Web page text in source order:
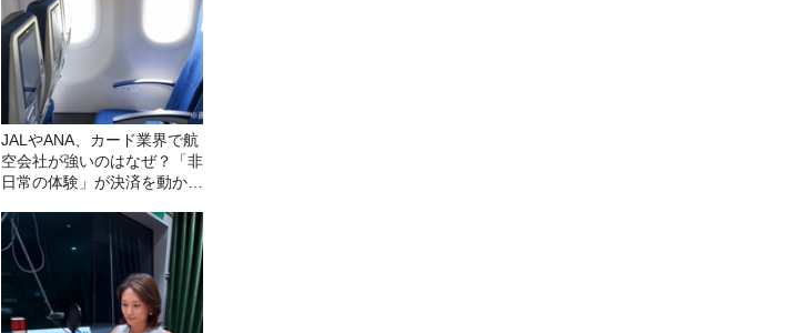
JALやANA、カード業界で航
空会社が強いのはなぜ？「非
日常の体験」が決済を動かす